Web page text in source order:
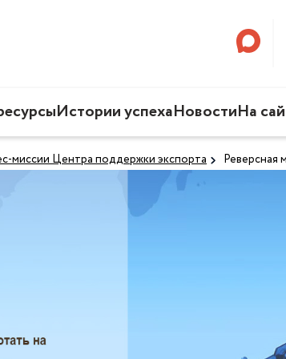
Истории успехаНовостиНа
миссии Центра поддержки экспорта Реверсная